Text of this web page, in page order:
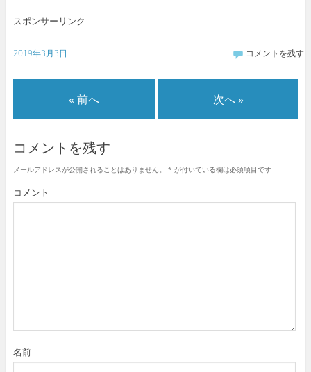
スポンサーリンク
2019年3月3日 コメントを残す
« 前へ 次へ »
コメントを残す
メールアドレスが公開されることはありません。 * が付いている欄は必須項目です
コメント
名前